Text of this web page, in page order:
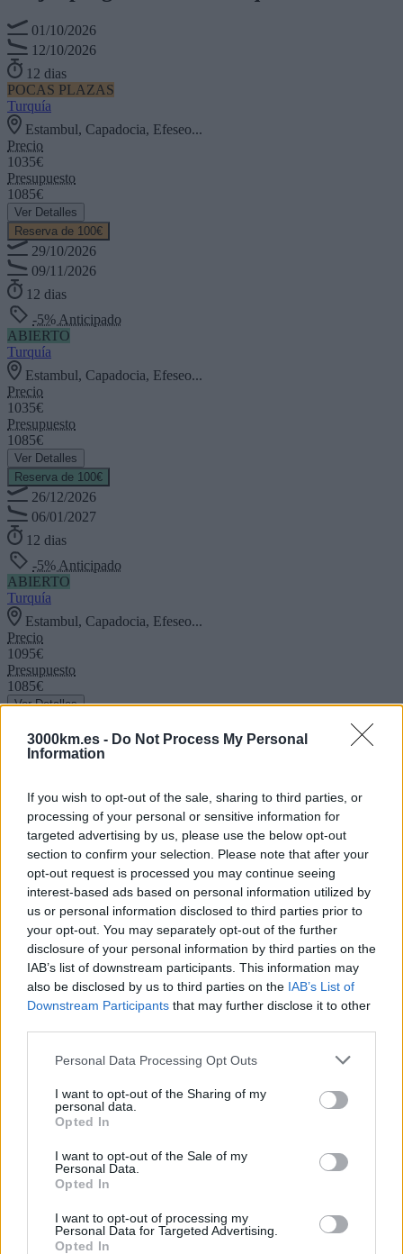
3000km.es - Do Not Process My Personal
Information
If you wish to opt-out of the sale, sharing to third parties, or
processing of your personal or sensitive information for
targeted advertising by us, please use the below opt-out
section to confirm your selection. Please note that after your
opt-out request is processed you may continue seeing
interest-based ads based on personal information utilized by
us or personal information disclosed to third parties prior to
your opt-out. You may separately opt-out of the further
disclosure of your personal information by third parties on the
IAB’s list of downstream participants. This information may
also be disclosed by us to third parties on the IAB’s List of
Downstream Participants that may further disclose it to other
Please note that this website/app uses one or more Google
not limited to your visit or usage behaviour. You may click to
grant or deny consent to Google and its third-party tags to
use your data for below specified purposes in below Google
consent section.
Personal Data Processing Opt Outs
I want to opt-out of the Sharing of my
personal data.
Opted In
I want to opt-out of the Sale of my
Personal Data.
Opted In
I want to opt-out of processing my
Personal Data for Targeted Advertising.
Opted In
01/10/2026
12/10/2026
12 dias
POCAS PLAZAS
Turquía
Estambul, Capadocia, Efeseo...
Precio
1035€
Presupuesto
1085€
Ver Detalles
Reserva de 100€
29/10/2026
09/11/2026
12 dias
-5% Anticipado
ABIERTO
Turquía
Estambul, Capadocia, Efeseo...
Precio
1035€
Presupuesto
1085€
Ver Detalles
Reserva de 100€
26/12/2026
06/01/2027
12 dias
-5% Anticipado
ABIERTO
Turquía
Estambul, Capadocia, Efeseo...
Precio
1095€
Presupuesto
1085€
Ver Detalles
POCAS PLAZAS
Turquía
Estambul, Capadocia, Efeseo...
01/10/2026
12/10/2026
12 dias
Precio1035€
Presupuesto1085€
Ver Detalles
ABIERTO
Estambul, Capadocia, Efeseo...
29/10/2026
09/11/2026